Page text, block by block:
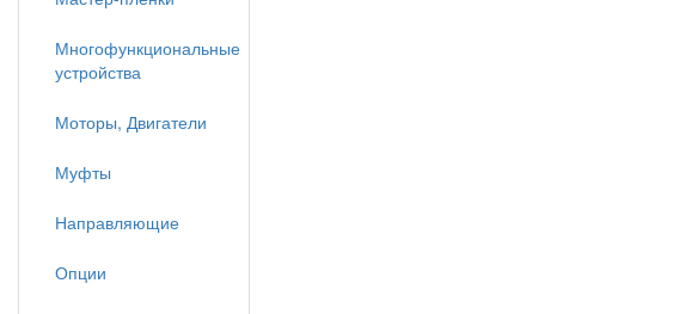
Многофункциональные
устройства
Моторы, Двигатели
Муфты
Направляющие
Опции